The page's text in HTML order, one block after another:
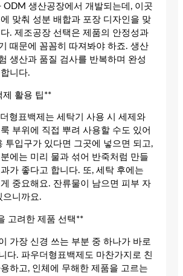
ODM 생산공장에서 개발되는데, 이곳
맞춰 성분 배합과 포장 디자인을 맞
. 제조공장 선택은 제품의 안정성과
때문에 꼼꼼히 따져봐야 하죠. 생산
생산과 품질 검사를 반복하며 완성
니다.
제 활용 팁**
형표백제는 세탁기 사용 시 세제와
부위에 직접 뿌려 사용할 수도 있어
투입구가 있다면 그곳에 넣으면 되고,
에는 미리 물과 섞어 반죽처럼 만들
가 좋다고 합니다. 또, 세탁 후에는
중요해요. 잔류물이 남으면 피부 자
으니까요.
고려한 제품 선택**
가장 신경 쓰는 부분 중 하나가 바로
다. 파우더형표백제도 마찬가지로 친
하고, 인체에 무해한 제품을 고르는